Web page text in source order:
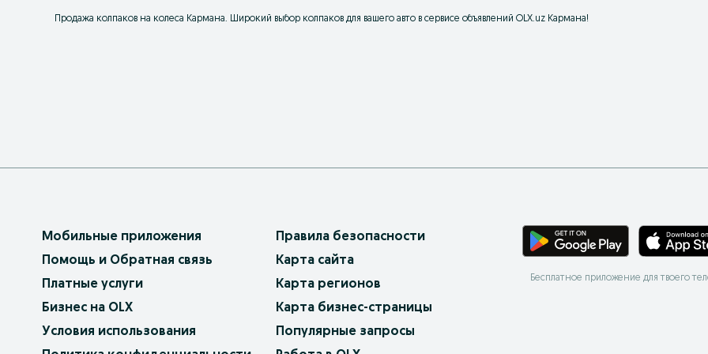
Продажа колпаков на колеса Кармана. Широкий выбор колпаков для вашего авто в сервисе объявлений OLX.uz Кармана!
Мобильные приложения
Помощь и Обратная связь
Платные услуги
Бизнес на OLX
Условия использования
Правила безопасности
Карта сайта
Карта регионов
Карта бизнес-страницы
Популярные запросы
Бесплатное приложение для твоего